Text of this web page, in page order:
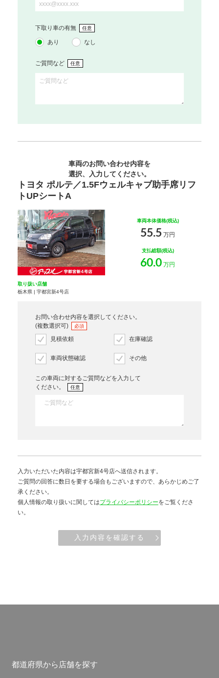
下取り車の有無 任意
あり なし
ご質問など 任意
車両のお問い合わせ内容を
選択、入力してください。
トヨタ ポルテ／1.5Fウェルキャブ助手席リフ
トUPシートA
車両本体価格(税込)
55.5 万円
支払総額(税込)
60.0 万円
取り扱い店舗
栃木県 | 宇都宮新4号店
お問い合わせ内容を選択してください。
(複数選択可)
必須
見積依頼 在庫確認
車両状態確認 その他
この車両に対するご質問などを入力して
ください。
任意
入力いただいた内容は宇都宮新4号店へ送信されます。
ご質問の回答に数日を要する場合もございますので、あらかじめご了
承ください。
個人情報の取り扱いに関してはプライバシーポリシーをご覧くださ
い。
入力内容を確認する
都道府県から店舗を探す